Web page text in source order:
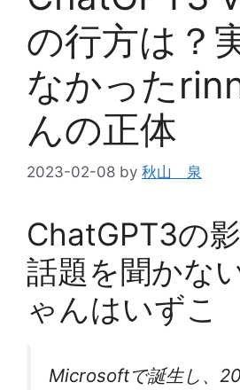
の行方は？
なかった
んの正体
2023-02-08 by 秋山 泉
ChatGPT3の
話題を聞かな
ゃんはいずこ
Microsoftで誕生し、